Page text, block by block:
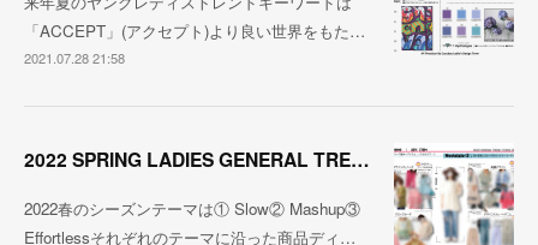
「ACCEPT」(アクセプト)より良い世界をもた…
2021.07.28 21:58
2022 SPRING LADIES GENERAL TREND
2022春のシーズンテーマは① Slow② Mashup③
Effortlessそれぞれのテーマに沿った商品ディ…